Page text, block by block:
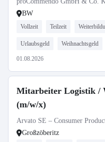
BW
Vollzeit Teilzeit
Urlaubsgeld Weihnachtsgeld
01.08.2026
Mitarbeiter Logistik /
(m/w/x)
Arvato SE – Consumer
Großzöberitz